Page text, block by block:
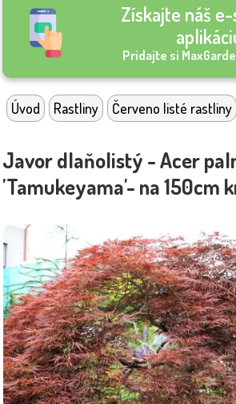
Získajte náš
Pridajte si
Úvod Rastliny Červeno listé rastliny
Javor dlaňolistý - Acer
'Tamukeyama'- na 150cm